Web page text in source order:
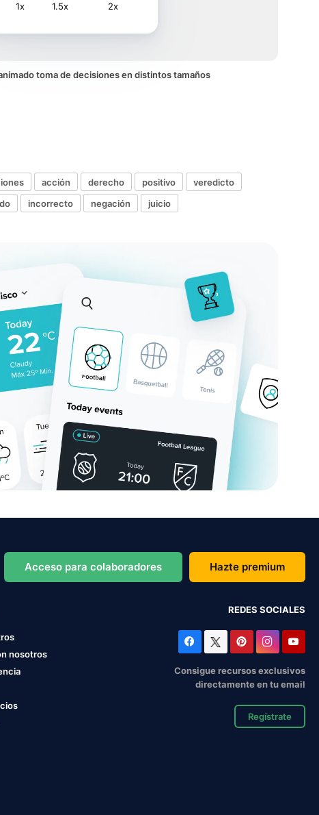
1x 1.5x 2x
toma de decisiones en distintos tamaños
acción derecho positivo
veredicto
incorrecto negación juicio
Acceso para colaboradores Hazte premium
nosotros
REDES SOCIALES
Consigue recursos exclusivos
directamente en tu email
Regístrate